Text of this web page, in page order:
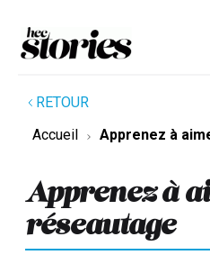
RETOUR
Accueil
Apprenez à
Apprenez à
réseautage